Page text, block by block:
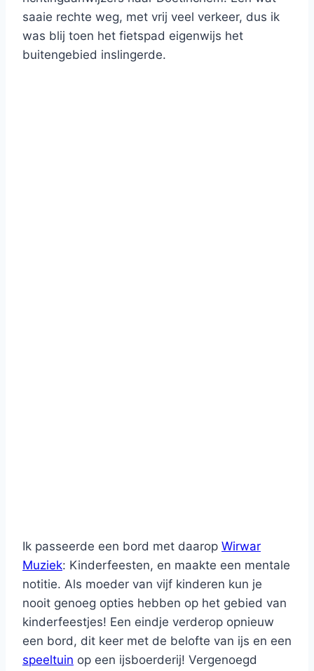
saaie rechte weg, met vrij veel verkeer, dus ik
was blij toen het fietspad eigenwijs het
buitengebied inslingerde.
Ik passeerde een bord met daarop Wirwar
Muziek: Kinderfeesten, en maakte een mentale
notitie. Als moeder van vijf kinderen kun je
nooit genoeg opties hebben op het gebied van
kinderfeestjes! Een eindje verderop opnieuw
een bord, dit keer met de belofte van ijs en een
speeltuin op een ijsboerderij! Vergenoegd